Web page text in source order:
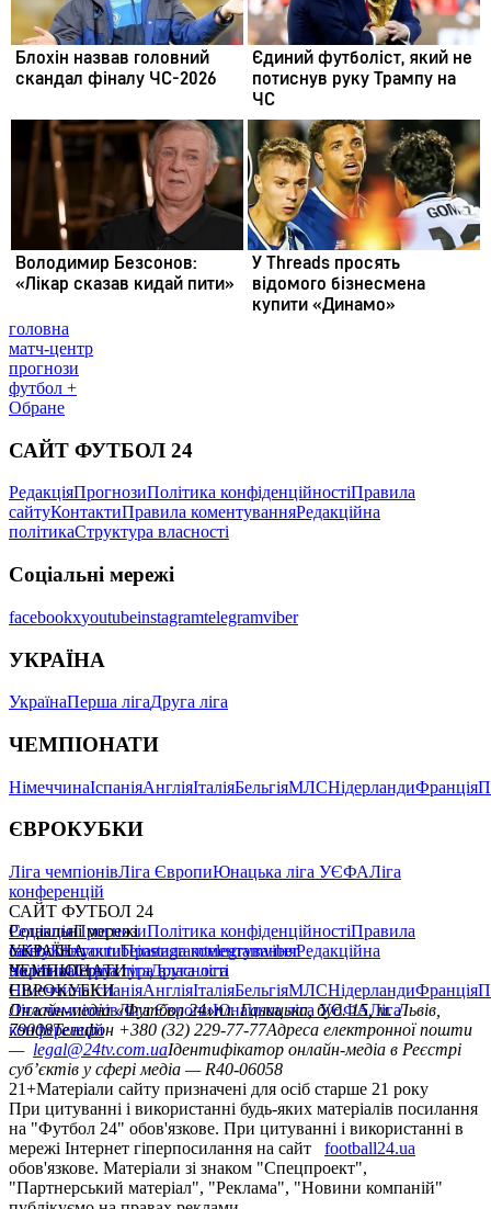
головна
матч-центр
прогнози
футбол +
Обране
САЙТ ФУТБОЛ 24
РедакціяПрогнозиПолітика конфіденційностіПравила
сайтуКонтактиПравила коментуванняРедакційна
політикаСтруктура власності
Соціальні мережі
facebookxyoutubeinstagramtelegramviber
УКРАЇНА
УкраїнаПерша лігаДруга ліга
ЧЕМПІОНАТИ
НімеччинаІспаніяАнгліяІталіяБельгіяМЛСНідерландиФранція
ЄВРОКУБКИ
Ліга чемпіонівЛіга ЄвропиЮнацька ліга УЄФАЛіга
конференцій
САЙТ ФУТБОЛ 24
РедакціяПрогнозиПолітика конфіденційностіПравила
сайтуКонтактиПравила коментуванняРедакційна
політикаСтруктура власності
Соціальні мережі
facebookxyoutubeinstagramtelegramviber
УКРАЇНА
УкраїнаПерша лігаДруга ліга
ЧЕМПІОНАТИ
НімеччинаІспаніяАнгліяІталіяБельгіяМЛСНідерландиФранція
ЄВРОКУБКИ
Ліга чемпіонівЛіга ЄвропиЮнацька ліга УЄФАЛіга
конференцій
Онлайн-медіа «Футбол 24»пл. Галицька, буд. 15, м. Львів,
79008Телефон +380 (32) 229-77-77Адреса електронної пошти
— legal@24tv.com.uaІдентифікатор онлайн-медіа в Реєстрі
суб’єктів у сфері медіа — R40-06058
21+Матеріали сайту призначені для осіб старше 21 року
При цитуванні і використанні будь-яких матеріалів посилання
на "Футбол 24" обов'язкове. При цитуванні і використанні в
мережі Інтернет гіперпосилання на сайт
football24.ua
обов'язкове. Матеріали зі знаком "Спецпроект",
"Партнерський матеріал", "Реклама", "Новини компаній"